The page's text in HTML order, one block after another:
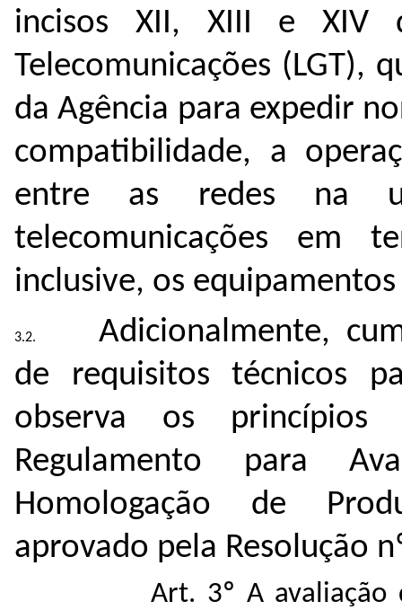
incisos XII, XIII e
Telecomunicações (LGT),
da Agência para expedir
compatibilidade, a
entre as redes na
telecomunicações em
inclusive, os
Adicionalmente,
de requisitos técnicos
observa os
Regulamento para
Homologação de
aprovado pela Resolução
Art. 3º A avaliação